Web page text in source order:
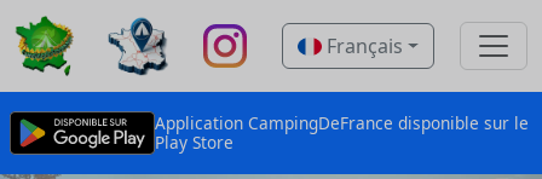
Français
Application CampingDeFrance disponible sur le
Play Store